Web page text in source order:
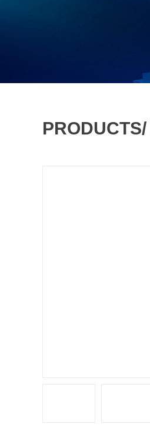
PRODUCTS/